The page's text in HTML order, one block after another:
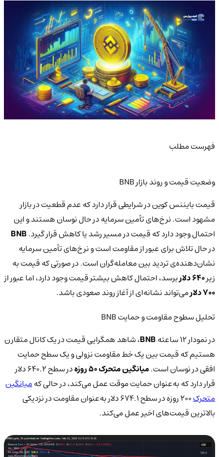
فهرست مطلب
وضعیت قیمت و روند بازار BNB
قیمت بایننس کوین در شرایطی قرار دارد که عدم قطعیت در بازار
مشهود است. نرخ‌های تأمین سرمایه در حال نوسان هستند و این
احتمال وجود دارد که قیمت در مسیر رشد یا کاهش قرار گیرد.BNB
در حال تلاش برای عبور از مقاومت است و نرخ‌های تأمین سرمایه
نشان‌دهنده‌ی تردید بین معامله‌گران است. در صورتی که قیمت به
زیر640 دلار
برسد، احتمال کاهش بیشتر قیمت وجود دارد، اما عبور از
700 دلار
می‌تواند نشانه‌ای از آغاز روند صعودی باشد.
تحلیل سطوح مقاومت و حمایت BNB
در نمودار 12 ساعته
BNB، شاهد همگرایی قیمت در یک کانال متقارن
هستیم که قیمت بین یک خط مقاومت نزولی و یک سطح حمایت
افقی در نوسان است.میانگینمتحرک 50 روزه
در سطح 640.2 دلار
قرار دارد که به‌عنوان حمایت موقت عمل می‌کند، در حالی کهمیانگین
متحرک
200 روزه در سطح 674.1 دلار به‌عنوان مقاومت در نزدیکی
بالاترین قیمت‌های اخیر عمل می‌کند.